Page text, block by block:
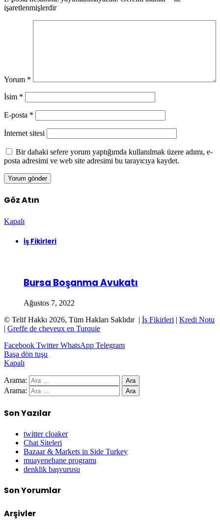
işaretlenmişlerdir
Yorum *
İsim *
E-posta *
İnternet sitesi
Bir dahaki sefere yorum yaptığımda kullanılmak üzere adımı, e-
posta adresimi ve web site adresimi bu tarayıcıya kaydet.
Göz Atın
Kapalı
İş Fikirleri
Bursa Boşanma Avukatı
Ağustos 7, 2022
© Telif Hakkı 2026, Tüm Hakları Saklıdır | İş Fikirleri
Kredi Notu
Greffe de cheveux en Turquie
Facebook Twitter WhatsApp Telegram
Başa dön tuşu
Kapalı
Arama:
Arama:
Son Yazılar
twitter cloaker
Chat Siteleri
Bazaar & Markets in Side Turkey
muayenehane programı
denklik başvurusu
Son Yorumlar
Arşivler